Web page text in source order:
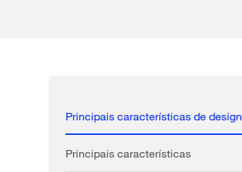
Principais características de design
Principais características